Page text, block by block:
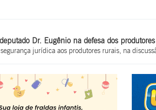
Dr. Eugênio na defesa dos
jurídica aos produtores rurais, na